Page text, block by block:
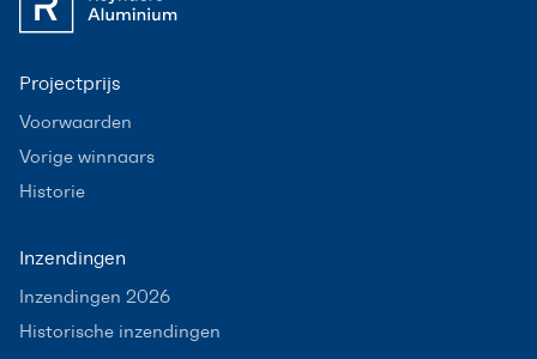
Projectprijs
Voorwaarden
Vorige winnaars
Historie
Inzendingen
Inzendingen 2026
Historische inzendingen